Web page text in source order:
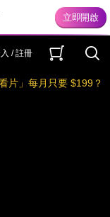
/ 註冊
看片」每月只要 $199？